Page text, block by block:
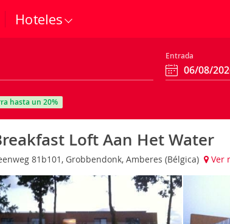
Hoteles
Entrada
hasta un 20%
Loft Aan Het Water
81b101, Grobbendonk, Amberes (Bélgica) Ver